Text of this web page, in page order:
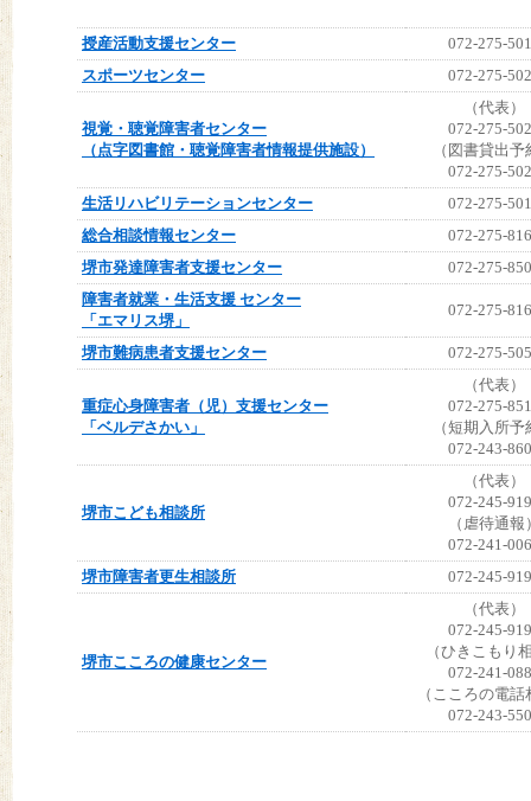
授産活動支援センター
072-275-
スポーツセンター
072-275-
視覚・聴覚障害者センター
（点字図書館・聴覚障害者情報提供施設）
（代表）
072-275-
（図書貸出予
072-275-
生活リハビリテーションセンター
072-275-
総合相談情報センター
072-275-
堺市発達障害者支援センター
072-275-
障害者就業・生活支援 センター
「エマリス堺」
072-275-
堺市難病患者支援センター 072-275-
重症心身障害者（児）支援センター
「ベルデさかい」
（代表）
072-275-
（短期入所予
072-243-
堺市こども相談所
（代表）
072-245-
（虐待通報
072-241-
堺市障害者更生相談所
072-245-
堺市こころの健康センター
（代表）
072-245-
（ひきこもり
072-241-
（こころの電
072-243-